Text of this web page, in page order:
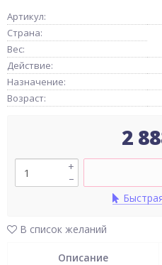
Артикул:
Страна:
Вес:
Действие:
Назначение:
Возраст:
2
–
+
В список желаний
Описание